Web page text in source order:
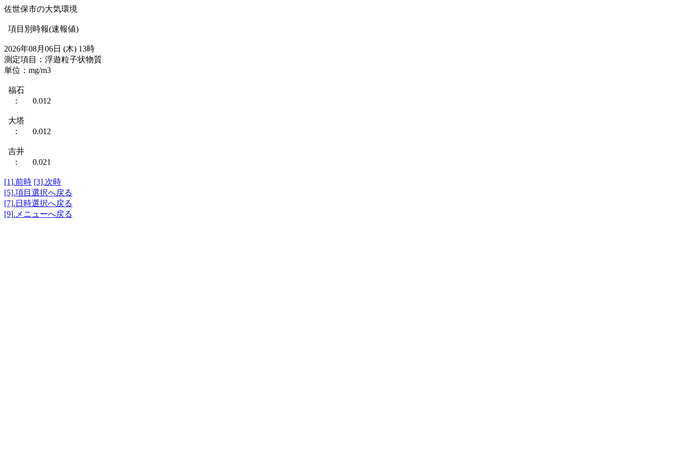
佐世保市の大気環境
項目別時報(速報値)
2026年08月06日 (木) 13時
測定項目：浮遊粒子状物質
単位：mg/m3
福石
： 0.012
大塔
： 0.012
吉井
： 0.021
[1].前時 [3].次時
[5].項目選択へ戻る
[7].日時選択へ戻る
[9].メニューへ戻る